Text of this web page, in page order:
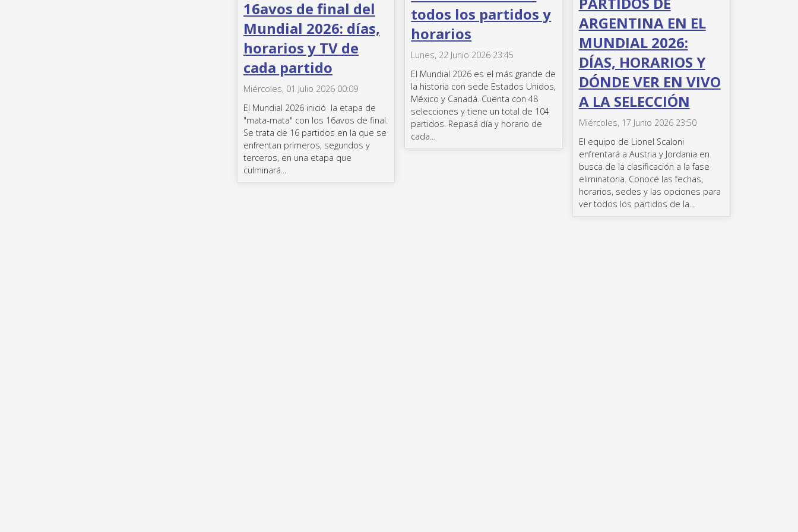
16avos de final del
Mundial 2026: días,
horarios y TV de
cada partido
Miércoles, 01 Julio 2026 00:09
El Mundial 2026 inició la etapa de
"mata-mata" con los 16avos de final.
Se trata de 16 partidos en la que se
enfrentan primeros, segundos y
terceros, en una etapa que
culminará...
todos los partidos y
horarios
Lunes, 22 Junio 2026 23:45
El Mundial 2026 es el más grande de
la historia con sede Estados Unidos,
México y Canadá. Cuenta con 48
selecciones y tiene un total de 104
partidos. Repasá día y horario de
cada...
ARGENTINA EN EL
MUNDIAL 2026:
DÍAS, HORARIOS Y
DÓNDE VER EN VIVO
A LA SELECCIÓN
Miércoles, 17 Junio 2026 23:50
El equipo de Lionel Scaloni
enfrentará a Austria y Jordania en
busca de la clasificación a la fase
eliminatoria. Conocé las fechas,
horarios, sedes y las opciones para
ver todos los partidos de la...